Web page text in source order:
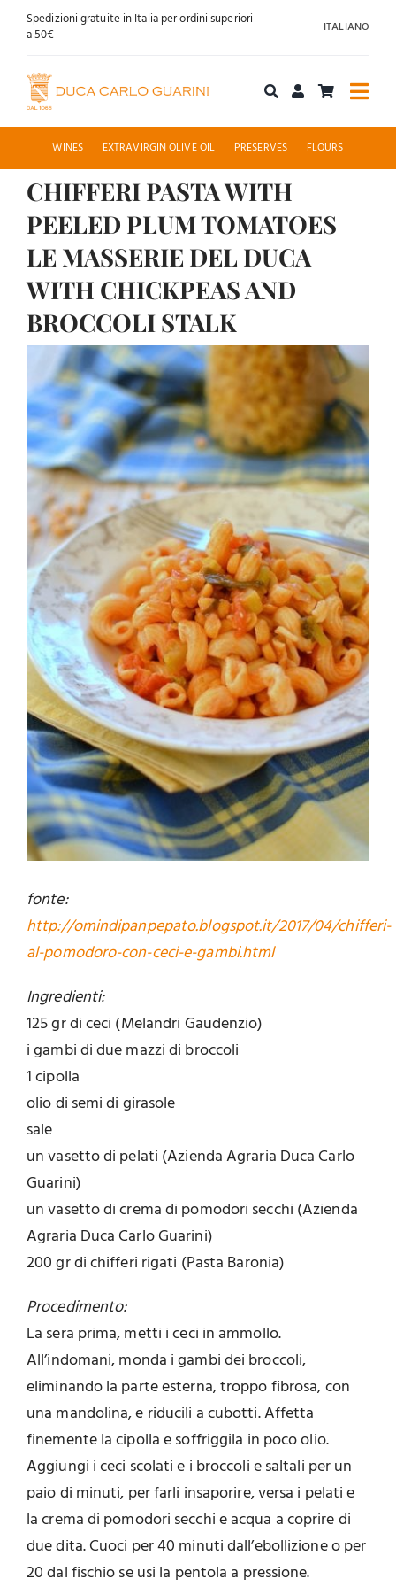
SkipSpedizioni gratuite in Italia per ordini superiori
a 50€
ITALIANO
Shop online
About us
News
Contact
WINES EXTRAVIRGIN OLIVE OIL PRESERVES FLOURS
CHIFFERI PASTA WITH
PEELED PLUM TOMATOES
LE MASSERIE DEL DUCA
WITH CHICKPEAS AND
BROCCOLI STALK
View
Larger
Image
fonte:
http://omindipanpepato.blogspot.it/2017/04/chifferi-
al-pomodoro-con-ceci-e-gambi.html
Ingredienti:
125 gr di ceci (Melandri Gaudenzio)
i gambi di due mazzi di broccoli
1 cipolla
olio di semi di girasole
sale
un vasetto di pelati (Azienda Agraria Duca Carlo
Guarini)
un vasetto di crema di pomodori secchi (Azienda
Agraria Duca Carlo Guarini)
200 gr di chifferi rigati (Pasta Baronia)
Procedimento:
La sera prima, metti i ceci in ammollo.
All’indomani, monda i gambi dei broccoli,
eliminando la parte esterna, troppo fibrosa, con
una mandolina, e riducili a cubotti. Affetta
finemente la cipolla e soffriggila in poco olio.
Aggiungi i ceci scolati e i broccoli e saltali per un
paio di minuti, per farli insaporire, versa i pelati e
la crema di pomodori secchi e acqua a coprire di
due dita. Cuoci per 40 minuti dall’ebollizione o per
20 dal fischio se usi la pentola a pressione.